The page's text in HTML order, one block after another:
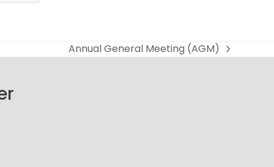
next
Annual General Meeting (AGM)